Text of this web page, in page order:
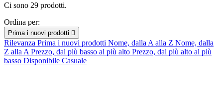
Ci sono 29 prodotti.
Ordina per:
Prima i nuovi prodotti 
Rilevanza Prima i nuovi prodotti Nome, dalla A alla Z Nome, dalla
Z alla A Prezzo, dal più basso al più alto Prezzo, dal più alto al più
basso Disponibile Casuale